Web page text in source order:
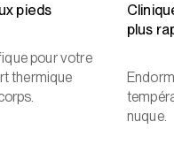
pieds
pour votre
thermique
plus
nuque.